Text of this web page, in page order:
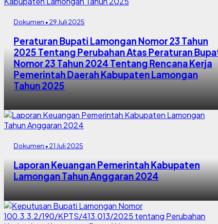
Dokumen • 29 Juli 2025
Peraturan Bupati Lamongan Nomor 23 Tahun
2025 Tentang Perubahan Atas Peraturan
Nomor 23 Tahun 2024 Tentang Rencana Kerja
Pemerintah Daerah Kabupaten Lamongan
Tahun 2025
Dokumen • 21 Juli 2025
Laporan Keuangan Pemerintah Kabupaten
Lamongan Tahun Anggaran 2024